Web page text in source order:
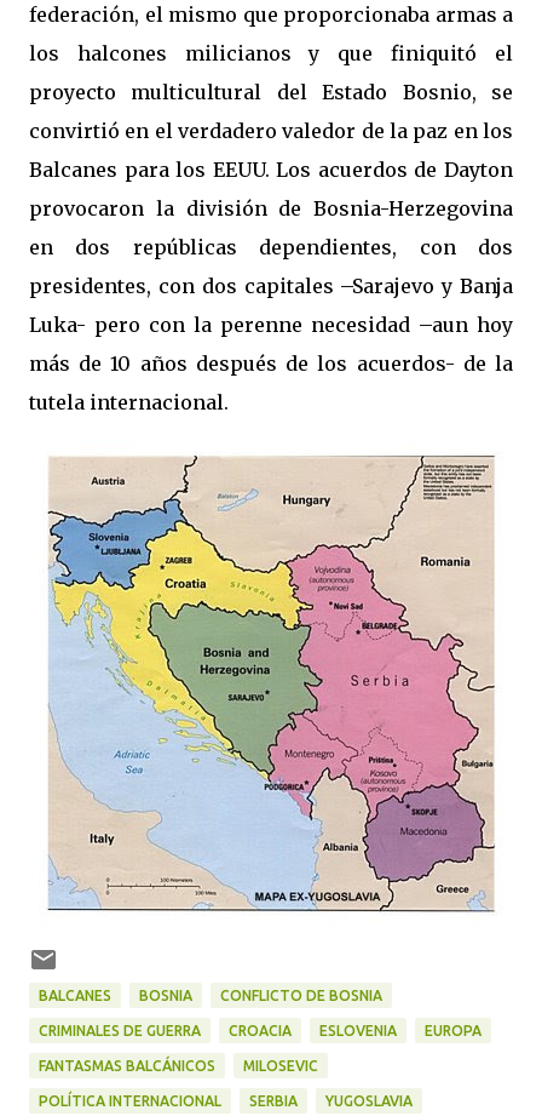
federación, el mismo que proporcionaba armas a
los halcones milicianos y que finiquitó el
proyecto multicultural del Estado Bosnio, se
convirtió en el verdadero valedor de la paz en los
Balcanes para los EEUU. Los acuerdos de Dayton
provocaron la división de Bosnia-Herzegovina
en dos repúblicas dependientes, con dos
presidentes, con dos capitales –Sarajevo y Banja
Luka- pero con la perenne necesidad –aun hoy
más de 10 años después de los acuerdos- de la
tutela internacional.
BALCANES BOSNIA CONFLICTO DE BOSNIA
CRIMINALES DE GUERRA CROACIA ESLOVENIA EUROPA
FANTASMAS BALCÁNICOS MILOSEVIC
POLÍTICA INTERNACIONAL SERBIA YUGOSLAVIA